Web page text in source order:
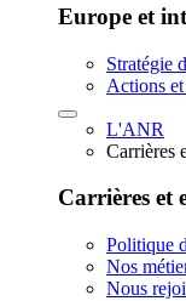
Europe et
Stratégie
Actions
L'ANR
Carrières
Carrières et
Politique
Nos
Nous